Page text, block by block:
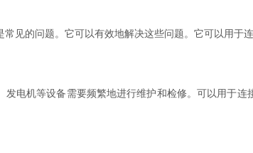
的问题。它可以有效地解决这些问题。它可以用于
机等设备需要频繁地进行维护和检修。可以用于连